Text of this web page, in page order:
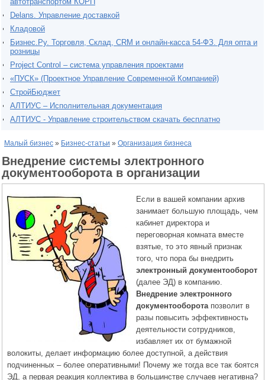
Delans. Управление доставкой
Кладовой
Бизнес.Ру. Торговля, Склад, CRM и онлайн-касса 54-ФЗ. Для опта и
розницы
Project Сontrol – система управления проектами
«ПУСК» (Проектное Управление Современной Компанией)
СтройБюджет
АЛТИУС – Исполнительная документация
АЛТИУС - Управление строительством скачать бесплатно
Малый бизнес » Бизнес-статьи » Организация бизнеса
Внедрение системы электронного
документооборота в организации
Если в вашей компании архив
занимает большую площадь, чем
кабинет директора и
переговорная комната вместе
взятые, то это явный признак
того, что пора бы внедрить
электронный документооборот
(далее ЭД) в компанию.
Внедрение электронного
документооборота позволит в
разы повысить эффективность
деятельности сотрудников,
избавляет их от бумажной
волокиты, делает информацию более доступной, а действия
подчиненных – более оперативными! Почему же тогда все так боятся
ЭД, а первая реакция коллектива в большинстве случаев негативна?